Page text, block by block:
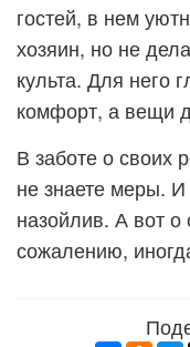
гостей, в нем
хозяин, но не
культа. Для него
комфорт, а вещи
В заботе о своих
не знаете меры. И
назойлив. А вот о
сожалению,